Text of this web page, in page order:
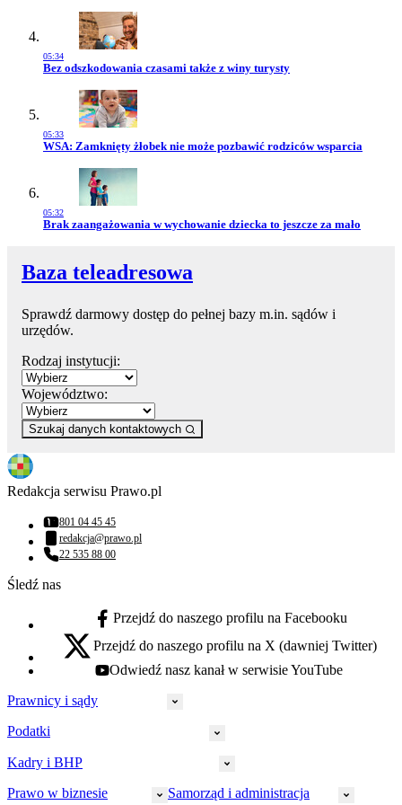
05:34
Przejdź do artykułu:
Bez odszkodowania czasami także z winy turysty
05:33
Przejdź do artykułu:
WSA: Zamknięty żłobek nie może pozbawić rodziców wsparcia
05:32
Przejdź do artykułu:
Brak zaangażowania w wychowanie dziecka to jeszcze za mało
Baza teleadresowa
Sprawdź darmowy dostęp do pełnej bazy m.in. sądów i
urzędów.
Rodzaj instytucji:
Województwo:
Szukaj danych kontaktowych
Redakcja serwisu Prawo.pl
Numer telefonu:
801 04 45 45
Adres email:
redakcja@prawo.pl
Numer telefonu:
22 535 88 00
Śledź nas
facebook - otwiera się w nowej karcie
Przejdź do naszego profilu na Facebooku
x - otwiera się w nowej karcie
Przejdź do naszego profilu na X (dawniej Twitter)
youtube - otwiera się w nowej karcie
Odwiedź nasz kanał w serwisie YouTube
Prawnicy i sądy
Prawnicy
Policja
Podatki
CIT
Kadry i BHP
Prawo w biznesie Samorząd i administracja